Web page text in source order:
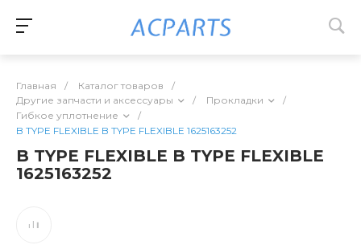
Главная / Каталог товаров
/
Другие запчасти и аксессуары
/ Прокладки
/
Гибкое уплотнение
/
B TYPE FLEXIBLE B TYPE FLEXIBLE 1625163252
B TYPE FLEXIBLE B TYPE FLEXIBLE
1625163252